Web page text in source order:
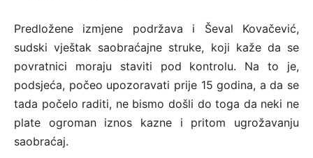
Predložene izmjene podržava i Ševal Kovačević,
sudski vještak saobraćajne struke, koji kaže da se
povratnici moraju staviti pod kontrolu. Na to je,
podsjeća, počeo upozoravati prije 15 godina, a da se
tada počelo raditi, ne bismo došli do toga da neki ne
plate ogroman iznos kazne i pritom ugrožavanju
saobraćaj.